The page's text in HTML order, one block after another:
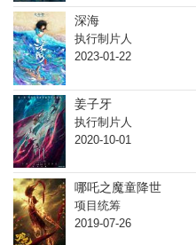
深海
执行制片人
2023-01-22
姜子牙
执行制片人
2020-10-01
哪吒之魔童降世
项目统筹
2019-07-26